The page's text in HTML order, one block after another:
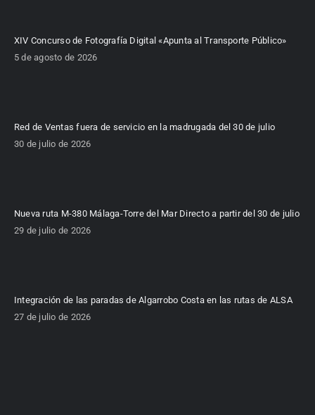
XIV Concurso de Fotografía Digital «Apunta al Transporte Público»
5 de agosto de 2026
Red de Ventas fuera de servicio en la madrugada del 30 de julio
30 de julio de 2026
Nueva ruta M-380 Málaga-Torre del Mar Directo a partir del 30 de julio
29 de julio de 2026
Integración de las paradas de Algarrobo Costa en las rutas de ALSA
27 de julio de 2026